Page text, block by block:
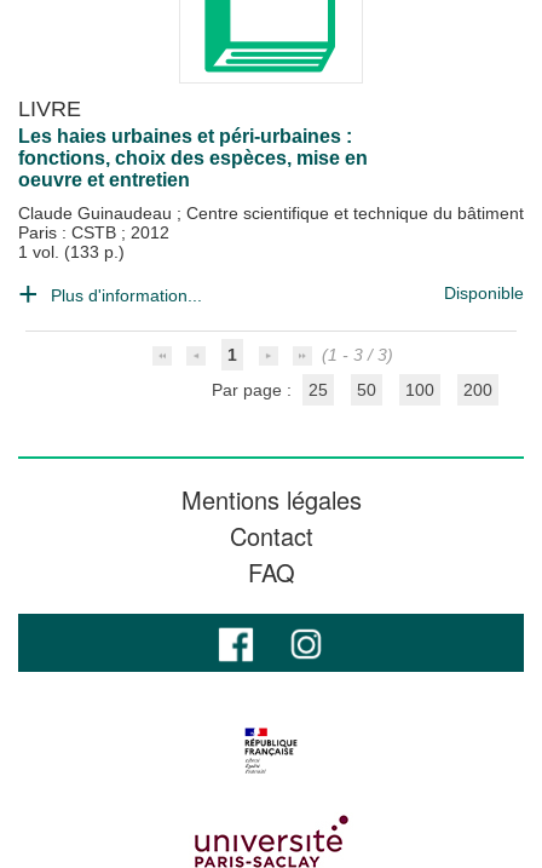
LIVRE
Les haies urbaines et péri-urbaines :
fonctions, choix des espèces, mise en
oeuvre et entretien
Claude Guinaudeau ; Centre scientifique et technique du bâtiment
Paris : CSTB ; 2012
1 vol. (133 p.)
Plus d'information... Disponible
1
(1 - 3 / 3)
Par page :
25 50 100 200
Mentions légales
Contact
FAQ